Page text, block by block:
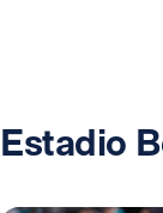
Estadio